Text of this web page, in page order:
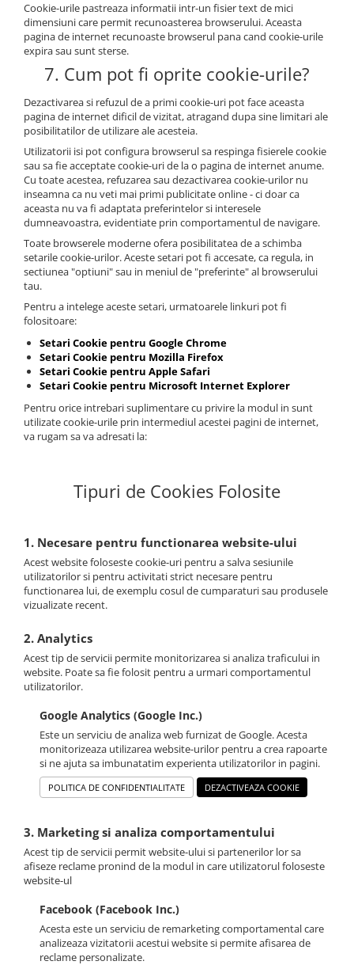
Cookie-urile pastreaza informatii intr-un fisier text de mici
dimensiuni care permit recunoasterea browserului. Aceasta
pagina de internet recunoaste browserul pana cand cookie-urile
expira sau sunt sterse.
7. Cum pot fi oprite cookie-urile?
Dezactivarea si refuzul de a primi cookie-uri pot face aceasta
pagina de internet dificil de vizitat, atragand dupa sine limitari ale
posibilitatilor de utilizare ale acesteia.
Utilizatorii isi pot configura browserul sa respinga fisierele cookie
sau sa fie acceptate cookie-uri de la o pagina de internet anume.
Cu toate acestea, refuzarea sau dezactivarea cookie-urilor nu
inseamna ca nu veti mai primi publicitate online - ci doar ca
aceasta nu va fi adaptata preferintelor si interesele
dumneavoastra, evidentiate prin comportamentul de navigare.
Toate browserele moderne ofera posibilitatea de a schimba
setarile cookie-urilor. Aceste setari pot fi accesate, ca regula, in
sectiunea "optiuni" sau in meniul de "preferinte" al browserului
tau.
Pentru a intelege aceste setari, urmatoarele linkuri pot fi
folositoare:
Setari Cookie pentru Google Chrome
Setari Cookie pentru Mozilla Firefox
Setari Cookie pentru Apple Safari
Setari Cookie pentru Microsoft Internet Explorer
Pentru orice intrebari suplimentare cu privire la modul in sunt
utilizate cookie-urile prin intermediul acestei pagini de internet,
va rugam sa va adresati la:
Tipuri de Cookies Folosite
1. Necesare pentru functionarea website-ului
Acest website foloseste cookie-uri pentru a salva sesiunile
utilizatorilor si pentru activitati strict necesare pentru
functionarea lui, de exemplu cosul de cumparaturi sau produsele
vizualizate recent.
2. Analytics
Acest tip de servicii permite monitorizarea si analiza traficului in
website. Poate sa fie folosit pentru a urmari comportamentul
utilizatorilor.
Google Analytics (Google Inc.)
Este un serviciu de analiza web furnizat de Google. Acesta
monitorizeaza utilizarea website-urilor pentru a crea rapoarte
si ne ajuta sa imbunatatim experienta utilizatorilor in pagini.
POLITICA DE CONFIDENTIALITATE DEZACTIVEAZA COOKIE
3. Marketing si analiza comportamentului
Acest tip de servicii permit website-ului si partenerilor lor sa
afiseze reclame pronind de la modul in care utilizatorul foloseste
website-ul
Facebook (Facebook Inc.)
Acesta este un serviciu de remarketing comportamental care
analizeaza vizitatorii acestui website si permite afisarea de
reclame personalizate.